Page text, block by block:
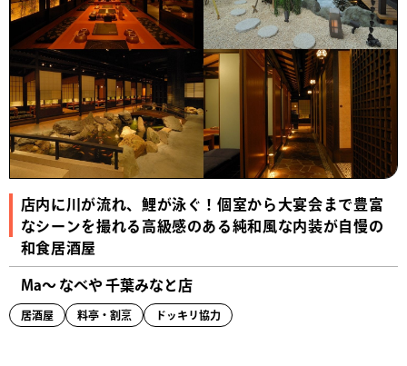
店内に川が流れ、鯉が泳ぐ！個室から大宴会まで豊富
なシーンを撮れる高級感のある純和風な内装が自慢の
和食居酒屋
Ma〜 なべや 千葉みなと店
居酒屋 料亭・割烹 ドッキリ協力